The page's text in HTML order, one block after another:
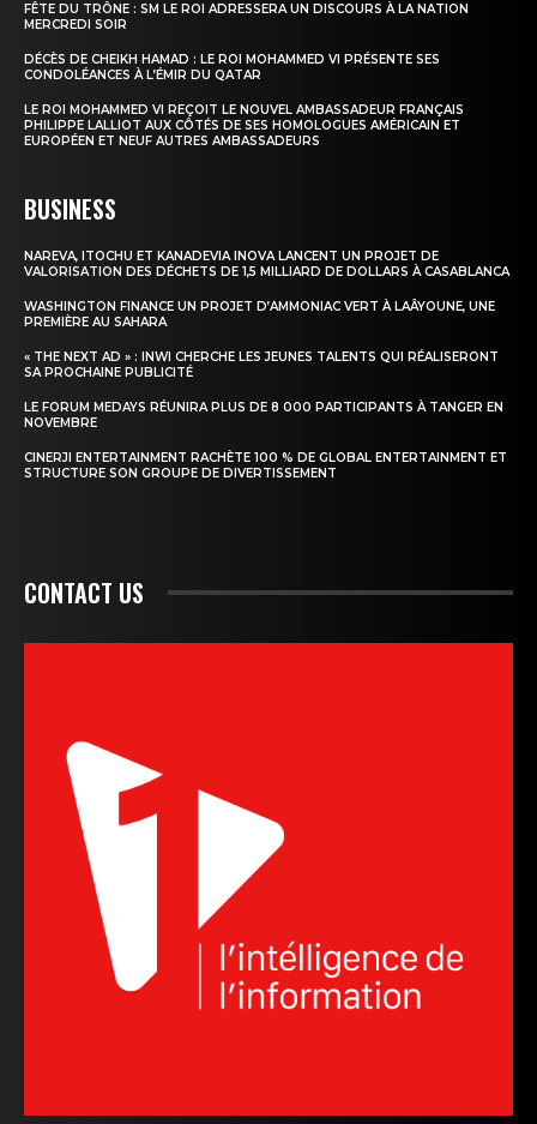
Insight Publications
À propos
Formules d’abonnement
Mon compte
FÊTE DU TRÔNE : SM LE ROI ADRESSERA UN DISCOURS À LA NATION
MERCREDI SOIR
DÉCÈS DE CHEIKH HAMAD : LE ROI MOHAMMED VI PRÉSENTE SES
CONDOLÉANCES À L’ÉMIR DU QATAR
LE ROI MOHAMMED VI REÇOIT LE NOUVEL AMBASSADEUR FRANÇAIS
PHILIPPE LALLIOT AUX CÔTÉS DE SES HOMOLOGUES AMÉRICAIN ET
EUROPÉEN ET NEUF AUTRES AMBASSADEURS
BUSINESS
NAREVA, ITOCHU ET KANADEVIA INOVA LANCENT UN PROJET DE
VALORISATION DES DÉCHETS DE 1,5 MILLIARD DE DOLLARS À CASABLANCA
WASHINGTON FINANCE UN PROJET D’AMMONIAC VERT À LAÂYOUNE, UNE
PREMIÈRE AU SAHARA
« THE NEXT AD » : INWI CHERCHE LES JEUNES TALENTS QUI RÉALISERONT
SA PROCHAINE PUBLICITÉ
LE FORUM MEDAYS RÉUNIRA PLUS DE 8 000 PARTICIPANTS À TANGER EN
NOVEMBRE
CINERJI ENTERTAINMENT RACHÈTE 100 % DE GLOBAL ENTERTAINMENT ET
STRUCTURE SON GROUPE DE DIVERTISSEMENT
CONTACT US